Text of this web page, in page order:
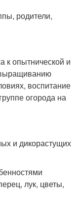
родители,
к опытнической и
выращиванию
воспитание
огорода на
и дикорастущих
лук, цветы,